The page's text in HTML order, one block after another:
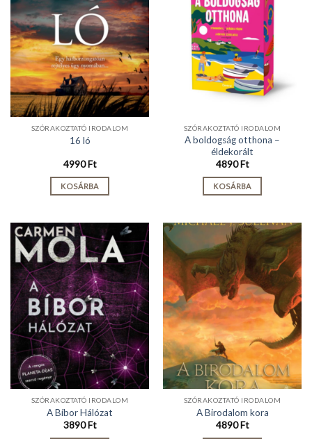
SZÓRAKOZTATÓ IRODALOM
16 ló
4990Ft
KOSÁRBA
SZÓRAKOZTATÓ IRODALOM
A boldogság otthona –
éldekorált
4890Ft
KOSÁRBA
SZÓRAKOZTATÓ IRODALOM
A Bíbor Hálózat
3890Ft
SZÓRAKOZTATÓ IRODALOM
A Birodalom kora
4890Ft